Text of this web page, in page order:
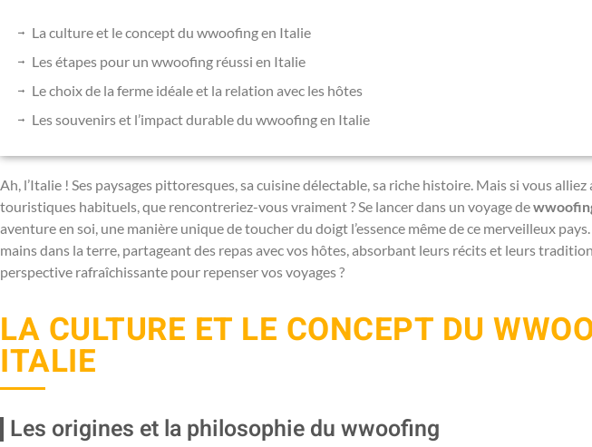
La culture et le concept du wwoofing en Italie
Les étapes pour un wwoofing réussi en Italie
Le choix de la ferme idéale et la relation avec les hôtes
Les souvenirs et l’impact durable du wwoofing en Italie
Ah, l’Italie ! Ses paysages pittoresques, sa cuisine délectable, sa riche histoire. Mais si vous
touristiques habituels, que rencontreriez-vous vraiment ? Se lancer dans un voyage de
aventure en soi, une manière unique de toucher du doigt l’essence même de ce merveilleux
mains dans la terre, partageant des repas avec vos hôtes, absorbant leurs récits et leurs
perspective rafraîchissante pour repenser vos voyages ?
LA CULTURE ET LE CONCEPT DU
ITALIE
Les origines et la philosophie du wwoofing